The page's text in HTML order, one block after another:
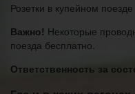
Розетки в купейном поезде
Важно! Некоторые
поезда бесплатно.
Ответственность за